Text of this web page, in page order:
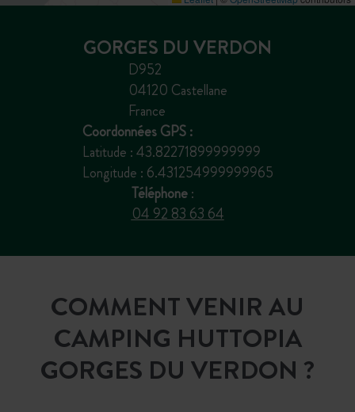
GORGES DU VERDON
D952
04120 Castellane
France
Coordonnées GPS :
Latitude : 43.82271899999999
Longitude : 6.431254999999965
Téléphone:
04 92 83 63 64
COMMENT VENIR AU
CAMPING HUTTOPIA
GORGES DU VERDON ?